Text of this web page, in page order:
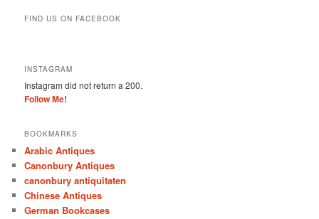
FIND US ON FACEBOOK
INSTAGRAM
Instagram did not return a 200.
Follow Me!
BOOKMARKS
Arabic Antiques
Canonbury Antiques
canonbury antiquitaten
Chinese Antiques
German Bookcases